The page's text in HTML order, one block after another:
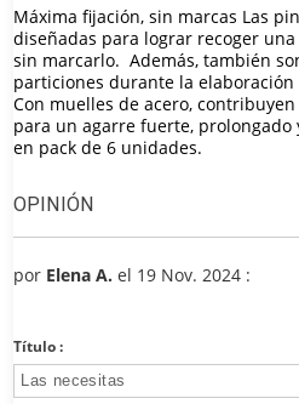
Máxima fijación, sin marcas Las
diseñadas para lograr recoger
sin marcarlo. Además, también
particiones durante la
Con muelles de acero,
para un agarre fuerte,
en pack de 6 unidades.
OPINIÓN
por Elena A. el 19 Nov. 2024 :
Título :